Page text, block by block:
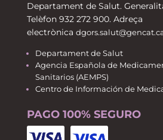
Departament de Salut.
Telèfon 932 272 900. Adreça
electrònica
Departament de Salut
Agencia Española de
Sanitarios (AEMPS)
Centro de Información de
PAGO 100% SEGURO